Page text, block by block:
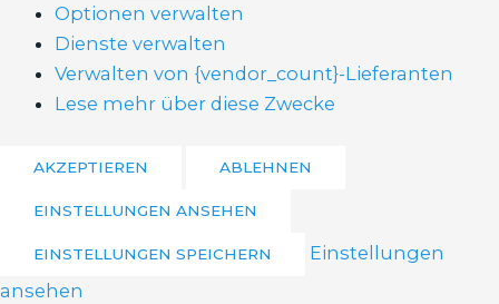
Optionen verwalten
Dienste verwalten
Verwalten von {vendor_count}-Lieferanten
Lese mehr über diese Zwecke
AKZEPTIEREN ABLEHNEN
EINSTELLUNGEN ANSEHEN
EINSTELLUNGEN SPEICHERN
Einstellungen
ansehen